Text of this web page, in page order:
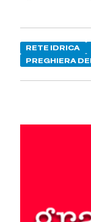
RETE IDRICA
PREGHIERA